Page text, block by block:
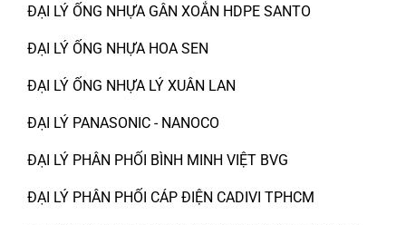
ĐẠI LÝ ỐNG NHỰA GÂN XOẮN HDPE SANTO
ĐẠI LÝ ỐNG NHỰA HOA SEN
ĐẠI LÝ ỐNG NHỰA LÝ XUÂN LAN
ĐẠI LÝ PANASONIC - NANOCO
ĐẠI LÝ PHÂN PHỐI BÌNH MINH VIỆT BVG
ĐẠI LÝ PHÂN PHỐI CÁP ĐIỆN CADIVI TPHCM